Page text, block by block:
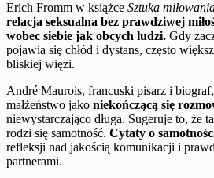
Erich Fromm w książce Sztuka
relacja seksualna bez prawdziwej
wobec siebie jak obcych ludzi. Gdy
pojawia się chłód i dystans, często
bliskiej więzi.
André Maurois, francuski pisarz i
małżeństwo jako niekończącą się
niewystarczająco długa. Sugeruje to, że
rodzi się samotność. Cytaty o
refleksji nad jakością komunikacji i
partnerami.